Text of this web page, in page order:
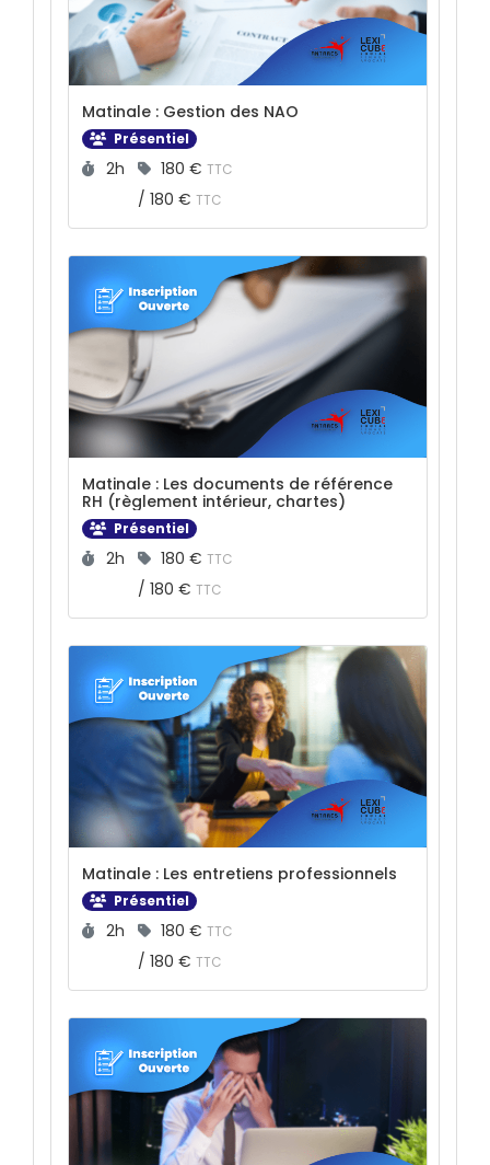
Matinale : Gestion des NAO
Présentiel
Durée :
2h Prix :
180 € TTC
/ 180 € TTC
Matinale : Les documents de référence
RH (règlement intérieur, chartes)
Présentiel
Durée :
2h Prix :
180 € TTC
/ 180 € TTC
Matinale : Les entretiens professionnels
Présentiel
Durée :
2h Prix :
180 € TTC
/ 180 € TTC